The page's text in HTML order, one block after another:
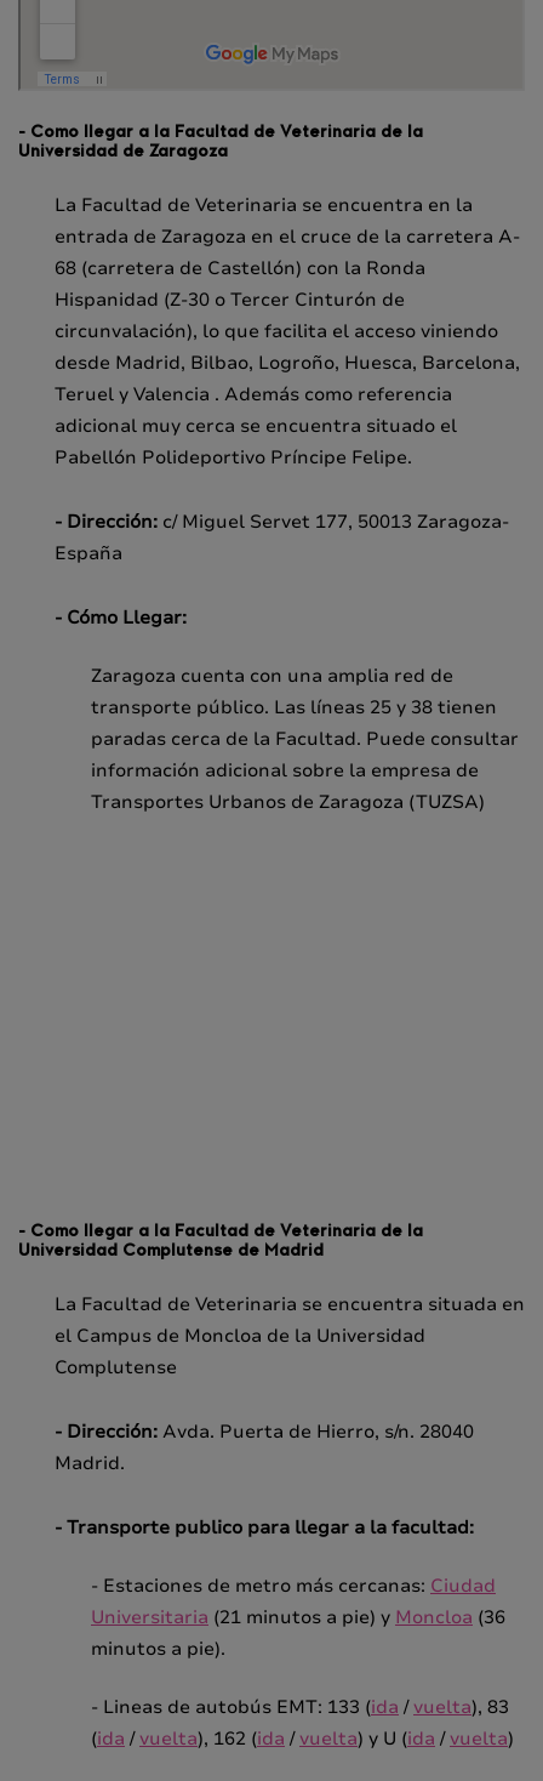
- Como llegar a la Facultad de Veterinaria de la
Universidad de Zaragoza
La Facultad de Veterinaria se encuentra en la
entrada de Zaragoza en el cruce de la carretera A-
68 (carretera de Castellón) con la Ronda
Hispanidad (Z-30 o Tercer Cinturón de
circunvalación), lo que facilita el acceso viniendo
desde Madrid, Bilbao, Logroño, Huesca, Barcelona,
Teruel y Valencia . Además como referencia
adicional muy cerca se encuentra situado el
Pabellón Polideportivo Príncipe Felipe.
- Dirección: c/ Miguel Servet 177, 50013 Zaragoza-
España
- Cómo Llegar:
Zaragoza cuenta con una amplia red de
transporte público. Las líneas 25 y 38 tienen
paradas cerca de la Facultad. Puede consultar
información adicional sobre la empresa de
Transportes Urbanos de Zaragoza (TUZSA)
- Como llegar a la Facultad de Veterinaria de la
Universidad Complutense de Madrid
La Facultad de Veterinaria se encuentra situada en
el Campus de Moncloa de la Universidad
Complutense
- Dirección: Avda. Puerta de Hierro, s/n. 28040
Madrid.
- Transporte publico para llegar a la facultad:
- Estaciones de metro más cercanas: Ciudad
Universitaria (21 minutos a pie) y Moncloa (36
minutos a pie).
- Lineas de autobús EMT: 133 (ida /vuelta), 83
(ida /vuelta), 162 (ida /vuelta) y U (ida /vuelta)